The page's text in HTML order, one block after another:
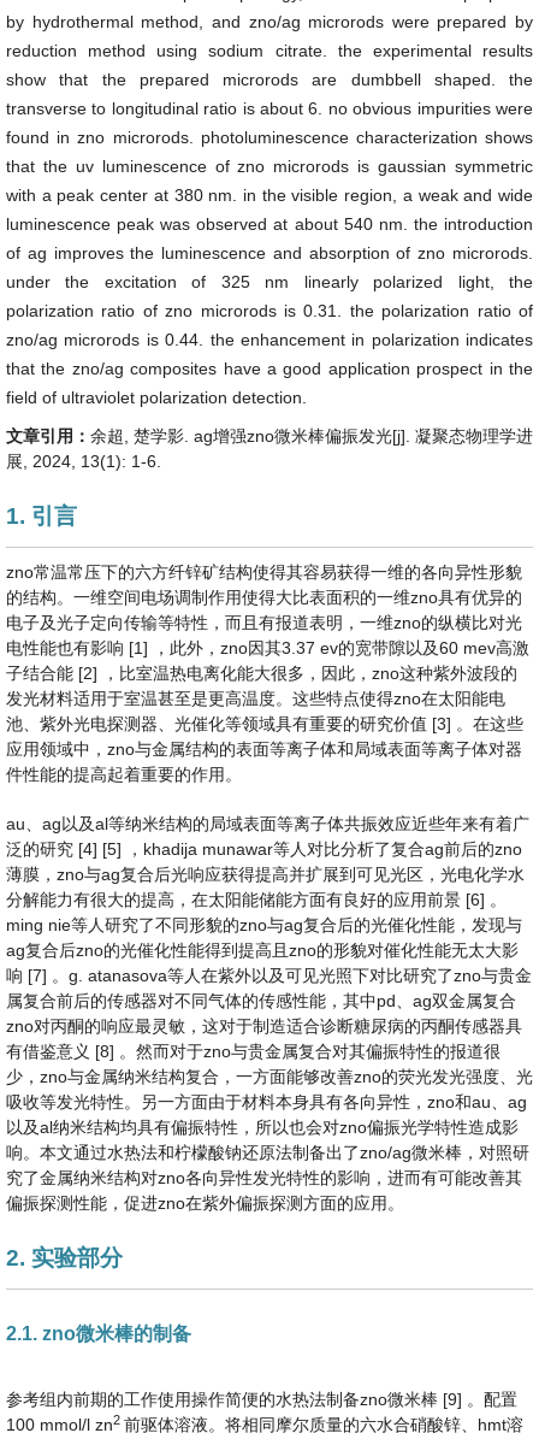
by hydrothermal method, and zno/ag microrods were prepared by
reduction method using sodium citrate. the experimental results
show that the prepared microrods are dumbbell shaped. the
transverse to longitudinal ratio is about 6. no obvious impurities were
found in zno microrods. photoluminescence characterization shows
that the uv luminescence of zno microrods is gaussian symmetric
with a peak center at 380 nm. in the visible region, a weak and wide
luminescence peak was observed at about 540 nm. the introduction
of ag improves the luminescence and absorption of zno microrods.
under the excitation of 325 nm linearly polarized light, the
polarization ratio of zno microrods is 0.31. the polarization ratio of
zno/ag microrods is 0.44. the enhancement in polarization indicates
that the zno/ag composites have a good application prospect in the
field of ultraviolet polarization detection.
文章引用： 余超, 楚学影. ag增强zno微米棒偏振发光[j]. 凝聚态物理学进
展, 2024, 13(1): 1-6.
1. 引言
zno常温常压下的六方纤锌矿结构使得其容易获得一维的各向异性形貌
的结构。一维空间电场调制作用使得大比表面积的一维zno具有优异的
电子及光子定向传输等特性，而且有报道表明，一维zno的纵横比对光
电性能也有影响 [1] ，此外，zno因其3.37 ev的宽带隙以及60 mev高激
子结合能 [2] ，比室温热电离化能大很多，因此，zno这种紫外波段的
发光材料适用于室温甚至是更高温度。这些特点使得zno在太阳能电
池、紫外光电探测器、光催化等领域具有重要的研究价值 [3] 。在这些
应用领域中，zno与金属结构的表面等离子体和局域表面等离子体对器
件性能的提高起着重要的作用。
au、ag以及al等纳米结构的局域表面等离子体共振效应近些年来有着广
泛的研究 [4] [5] ，khadija munawar等人对比分析了复合ag前后的zno
薄膜，zno与ag复合后光响应获得提高并扩展到可见光区，光电化学水
分解能力有很大的提高，在太阳能储能方面有良好的应用前景 [6] 。
ming nie等人研究了不同形貌的zno与ag复合后的光催化性能，发现与
ag复合后zno的光催化性能得到提高且zno的形貌对催化性能无太大影
响 [7] 。g. atanasova等人在紫外以及可见光照下对比研究了zno与贵金
属复合前后的传感器对不同气体的传感性能，其中pd、ag双金属复合
zno对丙酮的响应最灵敏，这对于制造适合诊断糖尿病的丙酮传感器具
有借鉴意义 [8] 。然而对于zno与贵金属复合对其偏振特性的报道很
少，zno与金属纳米结构复合，一方面能够改善zno的荧光发光强度、光
吸收等发光特性。另一方面由于材料本身具有各向异性，zno和au、ag
以及al纳米结构均具有偏振特性，所以也会对zno偏振光学特性造成影
响。本文通过水热法和柠檬酸钠还原法制备出了zno/ag微米棒，对照研
究了金属纳米结构对zno各向异性发光特性的影响，进而有可能改善其
偏振探测性能，促进zno在紫外偏振探测方面的应用。
2. 实验部分
2.1. zno微米棒的制备
参考组内前期的工作使用操作简便的水热法制备zno微米棒 [9] 。配置
100 mmol/l zn2 前驱体溶液。将相同摩尔质量的六水合硝酸锌、hmt溶